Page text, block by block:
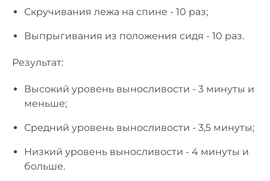
Скручивания лежа на спине - 10 раз;
Выпрыгивания из положения сидя - 10 раз.
Результат:
Высокий уровень выносливости - 3 минуты и
меньше;
Средний уровень выносливости - 3,5 минуты;
Низкий уровень выносливости - 4 минуты и
больше.